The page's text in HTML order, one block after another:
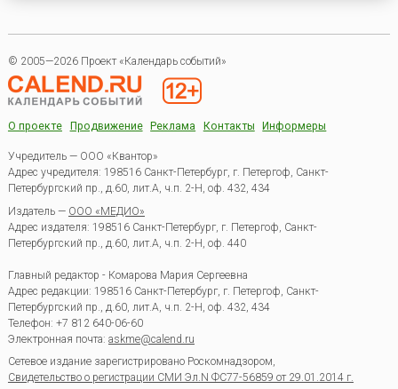
© 2005—2026 Проект «Календарь событий»
О проекте Продвижение Реклама Контакты Информеры
Учредитель — ООО «Квантор»
Адрес учредителя: 198516 Санкт-Петербург, г. Петергоф, Санкт-
Петербургский пр., д.60, лит.А, ч.п. 2-Н, оф. 432, 434
Издатель — ООО «МЕДИО»
Адрес издателя: 198516 Санкт-Петербург, г. Петергоф, Санкт-
Петербургский пр., д.60, лит.А, ч.п. 2-Н, оф. 440
Главный редактор - Комарова Мария Сергеевна
Адрес редакции: 198516 Санкт-Петербург, г. Петергоф, Санкт-
Петербургский пр., д.60, лит.А, ч.п. 2-Н, оф. 432, 434
Телефон: +7 812 640-06-60
Электронная почта: askme@calend.ru
Сетевое издание зарегистрировано Роскомнадзором,
Свидетельство о регистрации СМИ Эл.N ФС77-56859 от 29.01.2014 г.